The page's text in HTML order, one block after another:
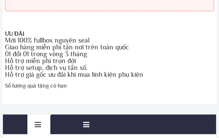
ƯU ĐÃI
Mới 100% fullbox nguyên seal
Giao hàng miễn phí tận nơi trên toàn quốc
01 đổi 01 trong vòng 3 tháng
Hỗ trợ miễn phí trọn đời
Hỗ trợ setup, dịch vụ tần số.
Hỗ trợ giá gốc ưu đãi khi mua linh kiện phụ kiện
Số lượng quà tặng có hạn